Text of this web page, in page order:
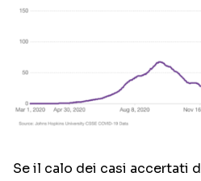
Se il calo dei casi accertati